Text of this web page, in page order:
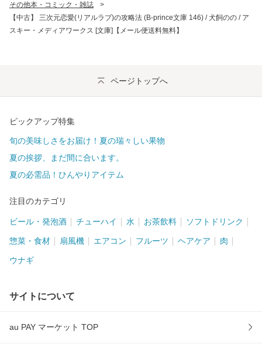
その他本・コミック・雑誌
>
【中古】 三次元恋愛(リアルラブ)の攻略法 (B-prince文庫 146) / 犬飼のの / ア
スキー・メディアワークス [文庫]【メール便送料無料】
ページトップへ
ピックアップ特集
旬の美味しさをお届け！夏の瑞々しい果物
夏の挨拶、まだ間に合います。
夏の必需品！ひんやりアイテム
注目のカテゴリ
ビール・発泡酒 チューハイ 水 お茶飲料 ソフトドリンク
惣菜・食材 扇風機 エアコン フルーツ ヘアケア 肉
ウナギ
サイトについて
au PAY マーケット TOP